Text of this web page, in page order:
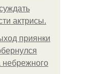
актрисы.
приянки
небрежного